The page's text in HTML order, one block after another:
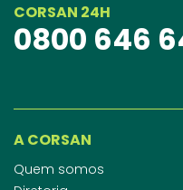
CORSAN 24H
0800 646
A CORSAN
Quem somos